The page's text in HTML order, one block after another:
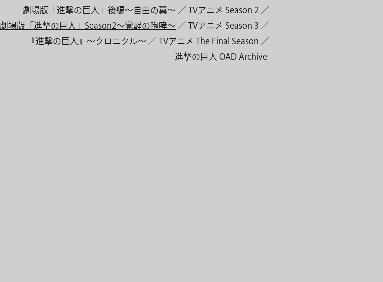
劇場版「進撃の巨人」後編〜自由の翼〜
TVアニメ Season 2
劇場版「進撃の巨人」Season2〜覚醒の咆哮〜
TVアニメ Season 3
『進撃の巨人』〜クロニクル〜
TVアニメ The Final Season
進撃の巨人 OAD Archive